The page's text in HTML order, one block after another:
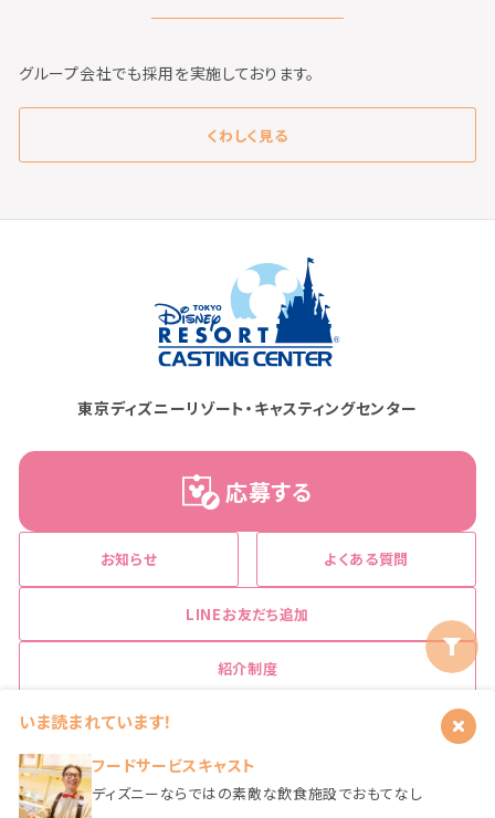
いま読まれています！
フードサービスキャスト
ディズニーならではの素敵な飲食施設でおもてなし
ン
グループ会社でも採用を実施しております。
くわしく見る
東京ディズニーリゾート・キャスティングセンター
応募する
お知らせ よくある質問
LINEお友だち追加
紹介制度